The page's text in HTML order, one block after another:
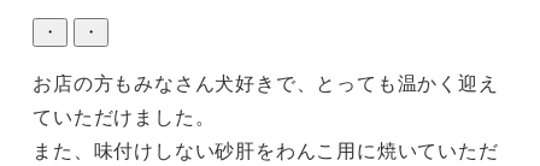
・ ・
お店の方もみなさん犬好きで、とっても温かく迎え
ていただけました。
また、味付けしない砂肝をわんこ用に焼いていただ